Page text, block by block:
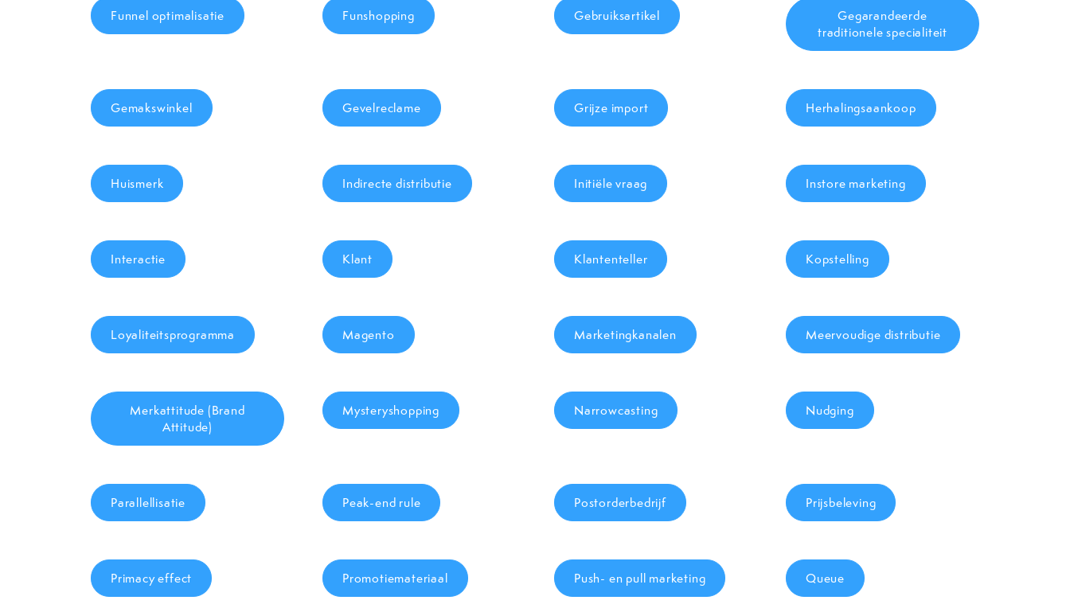
Funnel optimalisatie Funshopping Gebruiksartikel
Gegarandeerde
traditionele specialiteit
Gemakswinkel Gevelreclame Grijze import Herhalingsaankoop
Huismerk Indirecte distributie Initiële vraag Instore marketing
Interactie Klant Klantenteller Kopstelling
Loyaliteitsprogramma Magento Marketingkanalen Meervoudige distributie
Merkattitude (Brand
Attitude)
Mysteryshopping Narrowcasting Nudging
Parallellisatie Peak-end rule Postorderbedrijf Prijsbeleving
Primacy effect Promotiemateriaal Push- en pull marketing Queue